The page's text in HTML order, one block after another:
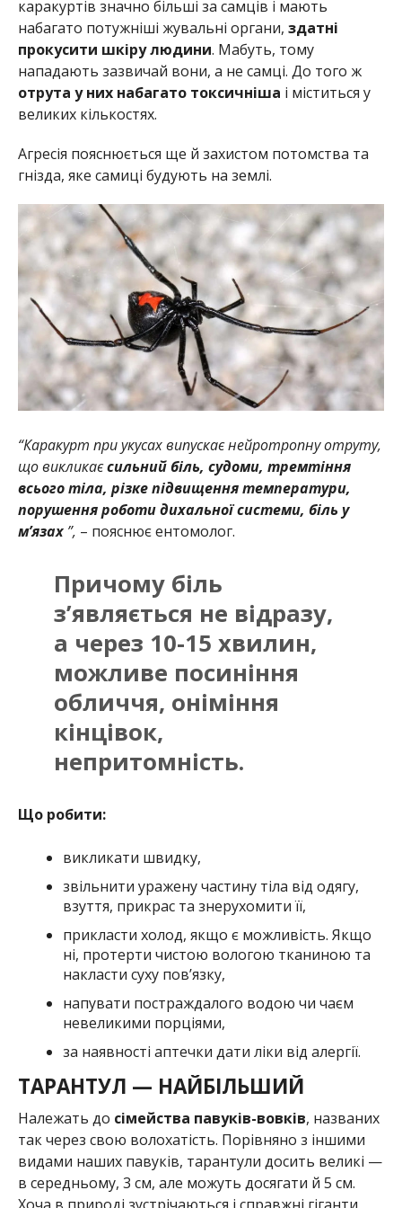
каракуртів значно більші за самців і мають
набагато потужніші жувальні органи, здатні
прокусити шкіру людини. Мабуть, тому
нападають зазвичай вони, а не самці. До того ж
отрута у них набагато токсичніша і міститься у
великих кількостях.
Агресія пояснюється ще й захистом потомства та
гнізда, яке самиці будують на землі.
“Каракурт при укусах випускає нейротропну отруту,
що викликаєсильний біль, судоми, тремтіння
всього тіла, різке підвищення температури,
порушення роботи дихальної системи, біль у
м’язах”, – пояснює ентомолог.
Причому біль
з’являється не відразу,
а через 10-15 хвилин,
можливе посиніння
обличчя, оніміння
кінцівок,
непритомність.
Що робити:
викликати швидку,
звільнити уражену частину тіла від одягу,
взуття, прикрас та знерухомити її,
прикласти холод, якщо є можливість. Якщо
ні, протерти чистою вологою тканиною та
накласти суху пов’язку,
напувати постраждалого водою чи чаєм
невеликими порціями,
за наявності аптечки дати ліки від алергії.
ТАРАНТУЛ — НАЙБІЛЬШИЙ
Належать до сімейства павуків-вовків, названих
так через свою волохатість. Порівняно з іншими
видами наших павуків, тарантули досить великі —
в середньому, 3 см, але можуть досягати й 5 см.